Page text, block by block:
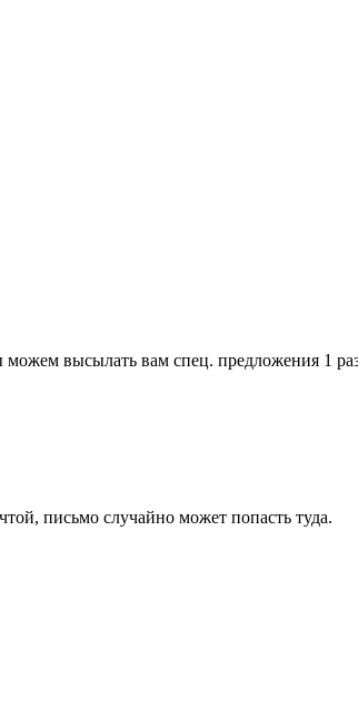
высылать вам спец. предложения 1
письмо случайно может попасть туда.